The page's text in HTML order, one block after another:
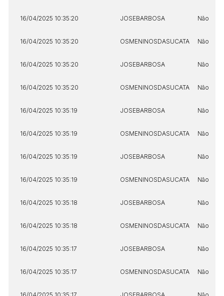
16/04/2025 10:35:20 JOSEBARBOSA Não
16/04/2025 10:35:20 OSMENINOSDASUCATA Não
16/04/2025 10:35:20 JOSEBARBOSA Não
16/04/2025 10:35:20 OSMENINOSDASUCATA Não
16/04/2025 10:35:19 JOSEBARBOSA Não
16/04/2025 10:35:19 OSMENINOSDASUCATA Não
16/04/2025 10:35:19 JOSEBARBOSA Não
16/04/2025 10:35:19 OSMENINOSDASUCATA Não
16/04/2025 10:35:18 JOSEBARBOSA Não
16/04/2025 10:35:18 OSMENINOSDASUCATA Não
16/04/2025 10:35:17 JOSEBARBOSA Não
16/04/2025 10:35:17 OSMENINOSDASUCATA Não